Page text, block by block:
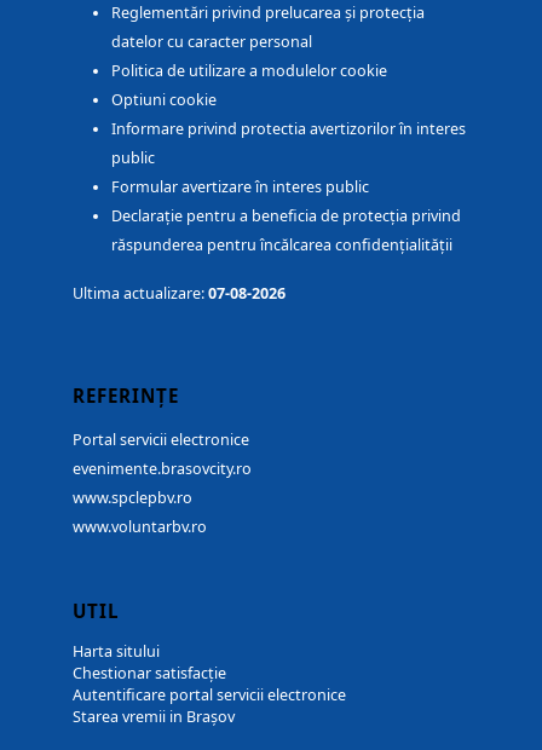
Reglementări privind prelucarea și protecția
datelor cu caracter personal
Politica de utilizare a modulelor cookie
Optiuni cookie
Informare privind protectia avertizorilor în interes
public
Formular avertizare în interes public
Declarație pentru a beneficia de protecția privind
răspunderea pentru încălcarea confidențialității
Ultima actualizare:07-08-2026
REFERINȚE
Portal servicii electronice
evenimente.brasovcity.ro
www.spclepbv.ro
www.voluntarbv.ro
UTIL
Harta sitului
Chestionar satisfacție
Autentificare portal servicii electronice
Starea vremii in Brașov